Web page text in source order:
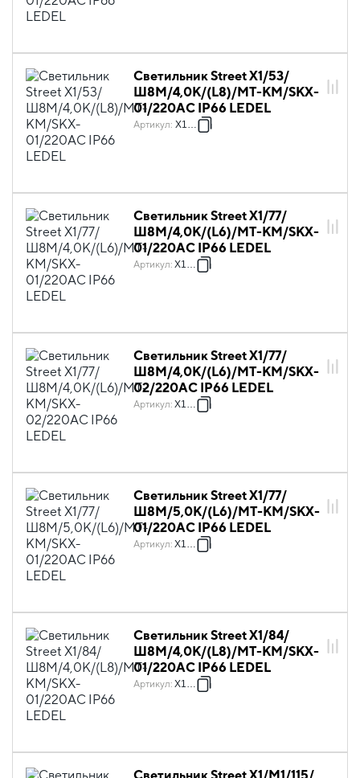
Светильник Street X1/53/
Ш8M/4,0К/(L8)/MT-КМ/SKX-
01/220AC IP66 LEDEL
Артикул: X1097
Светильник Street X1/77/
Ш8M/4,0К/(L6)/MT-КМ/SKX-
01/220AC IP66 LEDEL
Артикул: X1139
Светильник Street X1/77/
Ш8M/4,0К/(L6)/MT-KM/SKX-
02/220AC IP66 LEDEL
Артикул: X1140
Светильник Street X1/77/
Ш8M/5,0К/(L6)/MT-КМ/SKX-
01/220AC IP66 LEDEL
Артикул: X1143
Светильник Street X1/84/
Ш8M/4,0К/(L8)/MT-КМ/SKX-
01/220AC IP66 LEDEL
Артикул: X1148